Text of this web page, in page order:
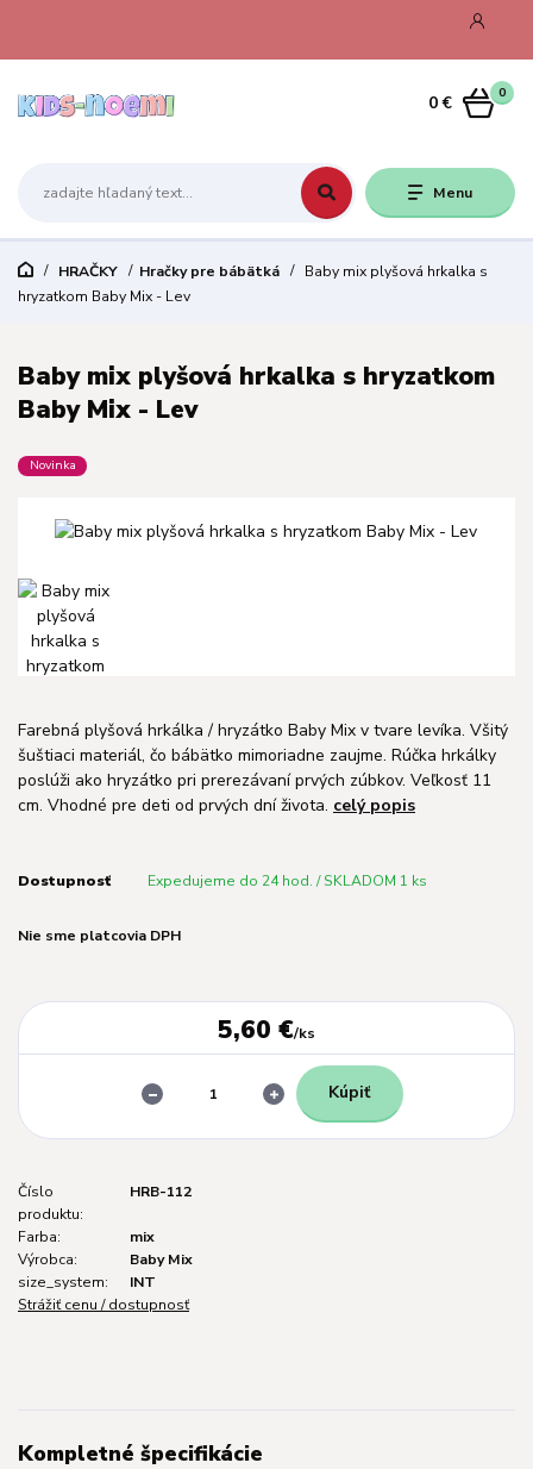
Menu
0
0 €
HRAČKY Hračky pre bábätká
Baby mix plyšová hrkalka s
hryzatkom Baby Mix - Lev
Baby mix plyšová hrkalka s hryzatkom
Baby Mix - Lev
Novinka
Farebná plyšová hrkálka / hryzátko Baby Mix v tvare levíka. Všitý
šuštiaci materiál, čo bábätko mimoriadne zaujme. Rúčka hrkálky
poslúži ako hryzátko pri prerezávaní prvých zúbkov. Veľkosť 11
cm. Vhodné pre deti od prvých dní života. celý popis
Dostupnosť Expedujeme do 24 hod. / SKLADOM 1 ks
Nie sme platcovia DPH
5,60 €/ks
Kúpiť
Číslo
produktu:
HRB-112
Farba:
mix
Výrobca:
Baby Mix
size_system:
INT
Strážiť cenu / dostupnosť
Kompletné špecifikácie